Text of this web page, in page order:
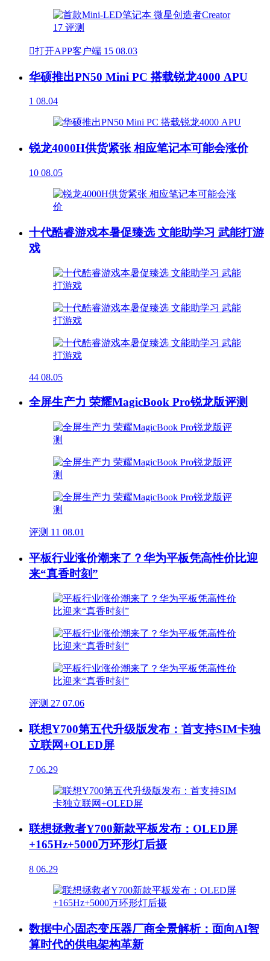
打开APP客户端 15 08.03
华硕推出PN50 Mini PC 搭载锐龙4000 APU
1 08.04
锐龙4000H供货紧张 相应笔记本可能会涨价
10 08.05
十代酷睿游戏本暑促臻选 文能助学习 武能打游
戏
44 08.05
全屏生产力 荣耀MagicBook Pro锐龙版评测
评测 11 08.01
平板行业涨价潮来了？华为平板凭高性价比迎
来“真香时刻”
评测 27 07.06
联想Y700第五代升级版发布：首支持SIM卡独
立联网+OLED屏
7 06.29
联想拯救者Y700新款平板发布：OLED屏
+165Hz+5000万环形灯后摄
8 06.29
数据中心固态变压器厂商全景解析：面向AI智
算时代的供电架构革新